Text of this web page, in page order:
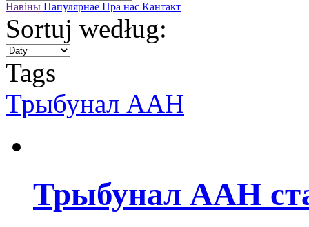
Навіны Папулярнае Пра нас Кантакт
Sortuj według:
Tags
Трыбунал ААН
Трыбунал ААН